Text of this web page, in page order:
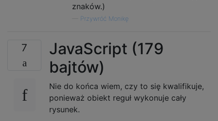
znaków.)
Przywróć Monikę
7
JavaScript (179
bajtów)
Nie do końca wiem, czy to się kwalifikuje,
ponieważ obiekt reguł wykonuje cały
rysunek.